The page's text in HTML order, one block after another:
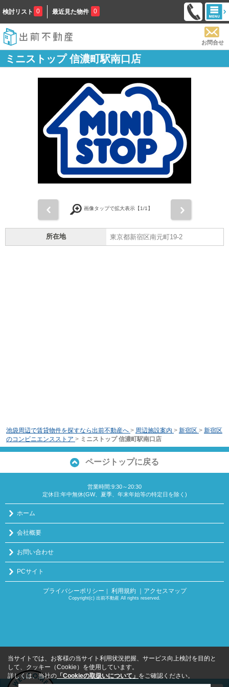
検討リスト 0 最近見た物件 0
お問合せ
ミニストップ 信濃町駅南口店
画像タップで拡大表示【1/1】
所在地 東京都新宿区南元町19-2
池袋周辺で賃貸物件を探すなら出前不動産へ > 周辺施設案内 > 新宿区 > 新宿区
のコンビニエンスストア > ミニストップ 信濃町駅南口店
ページトップに戻る
営業時間:9:30～20:30
定休日:年中無休(GW、夏季、年末年始等の特定日を除く)
ホーム
会社概要
お問い合わせ
PCサイト
プライバシーポリシー ｜ 利用規約 ｜アクセスマップ
Copyright(c) 出前不動産 All rights reserved.
当サイトでは、お客様の当サイト利用状況把握、サービス向上検討を目的と
して、クッキー（Cookie）を使用しています。
詳しくは、当社の 「Cookieの取扱いについて」 をご確認ください。